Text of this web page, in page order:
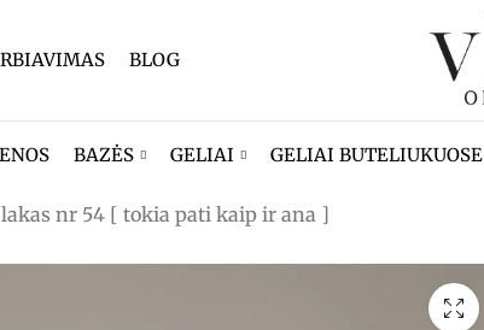
BLOG
BAZĖS GELIAI GELIAI BUTELIUKUOSE
nr 54 [ tokia pati kaip ir ana ]